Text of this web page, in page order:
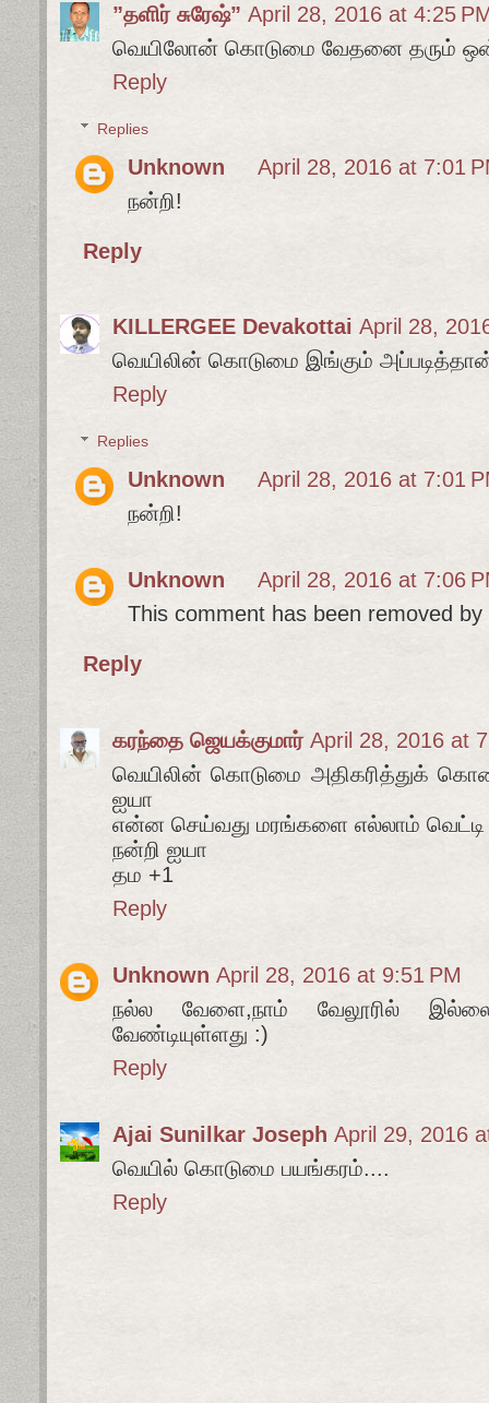
”தளிர் சுரேஷ்” April 28, 2016 at 4:25
வெயிலோன் கொடுமை வேதனை தரும்
Reply
Replies
Unknown
April 28, 2016 at 7:01
நன்றி!
Reply
KILLERGEE Devakottai April 28,
வெயிலின் கொடுமை இங்கும்
Reply
Replies
Unknown
April 28, 2016 at 7:01
நன்றி!
Unknown
April 28, 2016 at 7:06
This comment has been removed
Reply
கரந்தை ஜெயக்குமார் April 28, 2016 at
வெயிலின் கொடுமை அதிகரித்துக்
ஐயா
என்ன செய்வது மரங்களை எல்லாம்
நன்றி ஐயா
தம +1
Reply
Unknown April 28, 2016 at 9:51 PM
நல்ல வேளை,நாம் வேலூரில்
வேண்டியுள்ளது :)
Reply
Ajai Sunilkar Joseph April 29, 2016
வெயில் கொடுமை பயங்கரம்....
Reply